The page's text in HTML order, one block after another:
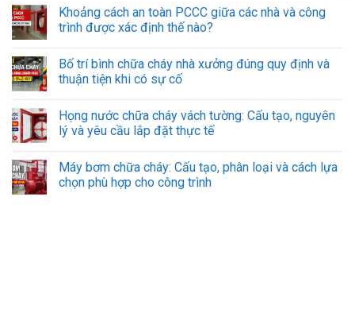
Khoảng cách an toàn PCCC giữa các nhà và công
trình được xác định thế nào?
Bố trí bình chữa cháy nhà xưởng đúng quy định và
thuận tiện khi có sự cố
Họng nước chữa cháy vách tường: Cấu tạo, nguyên
lý và yêu cầu lắp đặt thực tế
Máy bơm chữa cháy: Cấu tạo, phân loại và cách lựa
chọn phù hợp cho công trình